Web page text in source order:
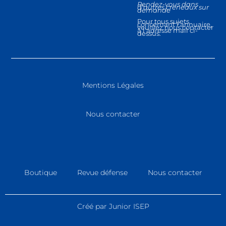
Rendez-vous dans
d’autres créneaux sur
demande
Pour tous sujets
concernant l’annuaire,
veuillez nous contacter
à l’adresse mail ci-
dessus.
Mentions Légales
Nous contacter
Boutique Revue défense Nous contacter
Créé par Junior ISEP